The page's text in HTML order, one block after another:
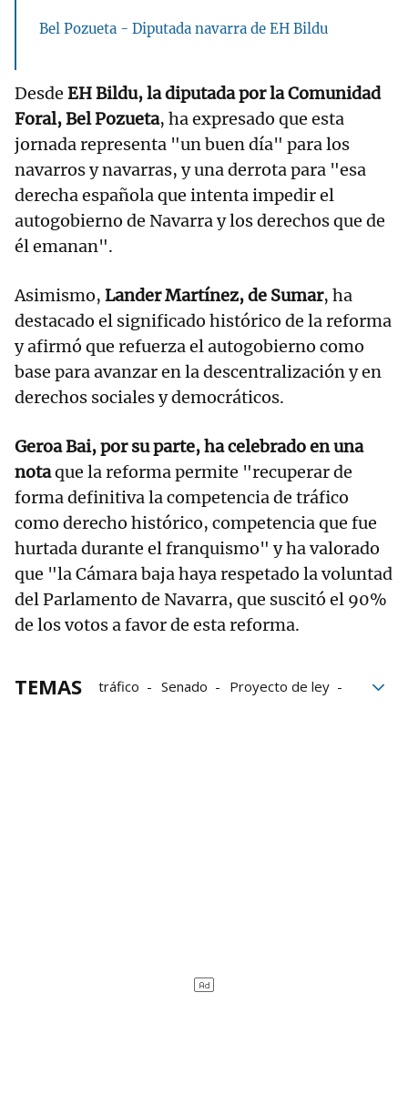
Bel Pozueta - Diputada navarra de EH Bildu
Desde EH Bildu, la diputada por la Comunidad
Foral, Bel Pozueta, ha expresado que esta
jornada representa "un buen día" para los
navarros y navarras, y una derrota para "esa
derecha española que intenta impedir el
autogobierno de Navarra y los derechos que de
él emanan".
Asimismo, Lander Martínez, de Sumar, ha
destacado el significado histórico de la reforma
y afirmó que refuerza el autogobierno como
base para avanzar en la descentralización y en
derechos sociales y democráticos.
Geroa Bai, por su parte, ha celebrado en una
notaque la reforma permite "recuperar de
forma definitiva la competencia de tráfico
como derecho histórico, competencia que fue
hurtada durante el franquismo" y ha valorado
que "la Cámara baja haya respetado la voluntad
del Parlamento de Navarra, que suscitó el 90%
de los votos a favor de esta reforma.
TEMAS tráfico Senado
Proyecto de ley